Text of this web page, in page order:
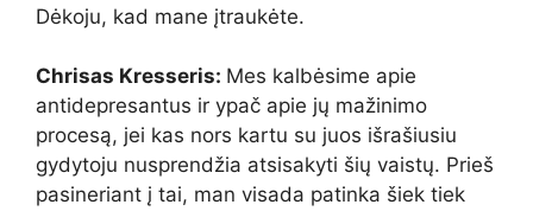
Dėkoju, kad mane įtraukėte.
Chrisas Kresseris: Mes kalbėsime apie
antidepresantus ir ypač apie jų mažinimo
procesą, jei kas nors kartu su juos išrašiusiu
gydytoju nusprendžia atsisakyti šių vaistų. Prieš
pasineriant į tai, man visada patinka šiek tiek